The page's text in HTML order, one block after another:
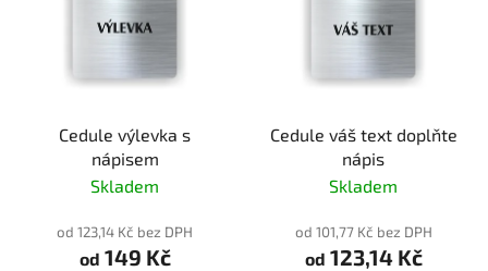
Cedule výlevka s
nápisem
Skladem
od 123,14 Kč bez DPH
od 149 Kč
Cedule váš text doplňte
nápis
Skladem
od 101,77 Kč bez DPH
od 123,14 Kč